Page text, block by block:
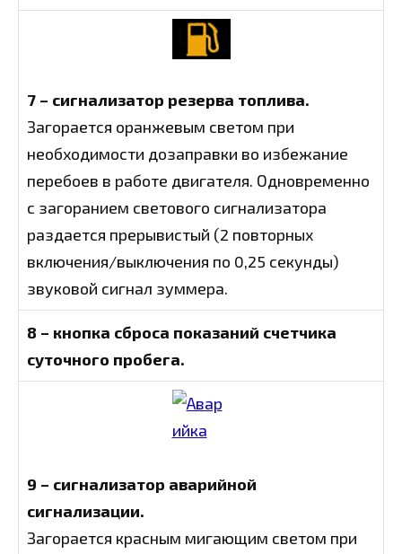
7 – сигнализатор резерва топлива.
Загорается оранжевым светом при
необходимости дозаправки во избежание
перебоев в работе двигателя. Одновременно
с загоранием светового сигнализатора
раздается прерывистый (2 повторных
включения/выключения по 0,25 секунды)
звуковой сигнал зуммера.
8 – кнопка сброса показаний счетчика
суточного пробега.
9 – сигнализатор аварийной
сигнализации.
Загорается красным мигающим светом при